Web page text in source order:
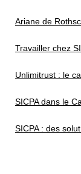
Ariane de
Travailler chez
Unlimitrust : le
SICPA dans le
SICPA : des